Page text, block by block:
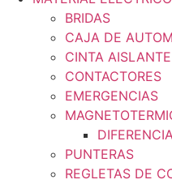
BRIDAS
CAJA DE
CINTA AISLANTE
CONTACTORES
EMERGENCIAS
PUNTERAS
REGLETAS DE